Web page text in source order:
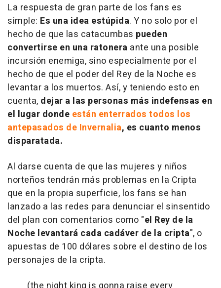
La respuesta de gran parte de los fans es
simple: Es una idea estúpida. Y no solo por el
hecho de que las catacumbas pueden
convertirse en una ratonera ante una posible
incursión enemiga, sino especialmente por el
hecho de que el poder del Rey de la Noche es
levantar a los muertos. Así, y teniendo esto en
cuenta, dejar a las personas más indefensas en
el lugar donde están enterrados todos los
antepasados de Invernalia, es cuanto menos
disparatada.
Al darse cuenta de que las mujeres y niños
norteños tendrán más problemas en la Cripta
que en la propia superficie, los fans se han
lanzado a las redes para denunciar el sinsentido
del plan con comentarios como "el Rey de la
Noche levantará cada cadáver de la cripta", o
apuestas de 100 dólares sobre el destino de los
personajes de la cripta.